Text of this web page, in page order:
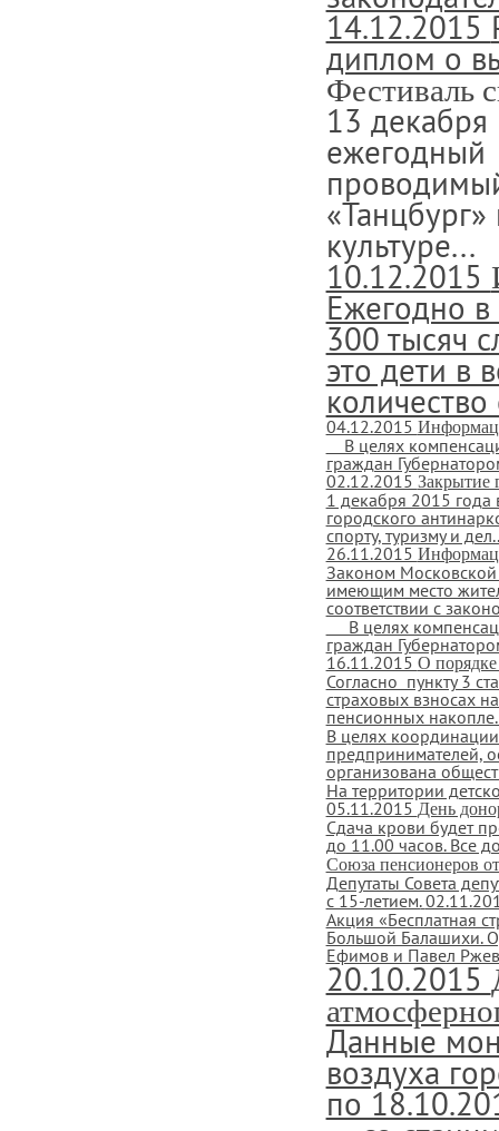
14.12.2015
диплом о
Фестиваль
13
ежегодный
культуре...
10.12.2015
Ежегодно
300 тысяч
это дети в
04.12.2015
В целях
граждан
02.12.2015 Закрытие
1 декабря 2015 года
городского
спорту, туризму и
26.11.2015
Законом
имеющим место
соответствии с
В целях
граждан
16.11.2015 О
Согласно пункту 3
страховых взносах
пенсионных
В целях
предпринимателей,
организована
На территории
05.11.2015 День
Сдача крови будет
до 11.00 часов. Все
Союза пенсионеров
Депутаты Совета
с 15-летием.
Акция «Бесплатная
Большой Балашихи.
Ефимов и Павел
20.10.2015
Данные
воздуха
по